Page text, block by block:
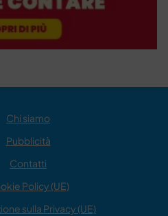
Chi siamo
Pubblicità
Contatti
Policy (UE)
sulla Privacy (UE)